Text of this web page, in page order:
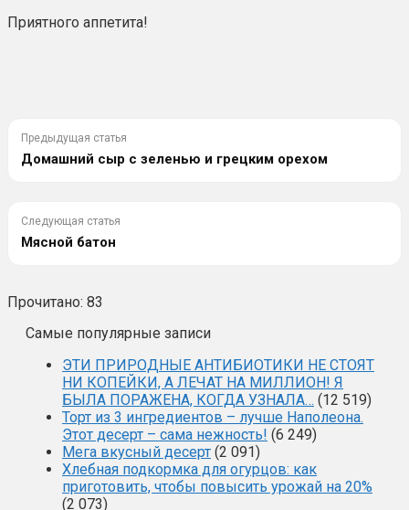
Приятного аппетита!
Предыдущая статья
Домашний сыр с зеленью и грецким орехом
Следующая статья
Мясной батон
Прочитано: 83
Самые популярные записи
ЭТИ ПРИРОДНЫЕ АНТИБИОТИКИ НЕ СТОЯТ
НИ КОПЕЙКИ, А ЛЕЧАТ НА МИЛЛИОН! Я
БЫЛА ПОРАЖЕНА, КОГДА УЗНАЛА… (12 519)
Торт из 3 ингредиентов – лучше Наполеона.
Этот десерт – сама нежность! (6 249)
Мега вкусный десерт (2 091)
Хлебная подкормка для огурцов: как
приготовить, чтобы повысить урожай на 20%
(2 073)